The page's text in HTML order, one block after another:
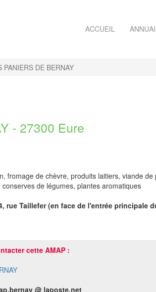
ACCUEIL
PANIERS DE BERNAY
- 27300 Eure
fromage de chèvre, produits laitiers, viande de
de légumes, plantes aromatiques
rue Taillefer (en face de l'entrée principale
cette AMAP :
@ laposte.net